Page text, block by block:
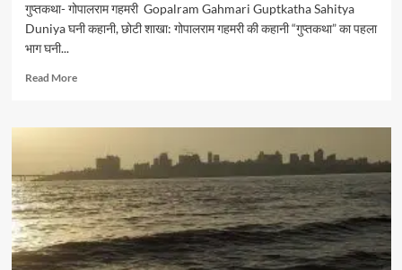
गुप्तकथा- गोपालराम गहमरी Gopalram Gahmari Guptkatha Sahitya
Duniya घनी कहानी, छोटी शाखा: गोपालराम गहमरी की कहानी “गुप्तकथा” का पहला
भाग घनी...
Read MoreRead
घनी
शाखा:
गोपालराम
गहमरी की
कहानी
“गुप्तकथा”
का